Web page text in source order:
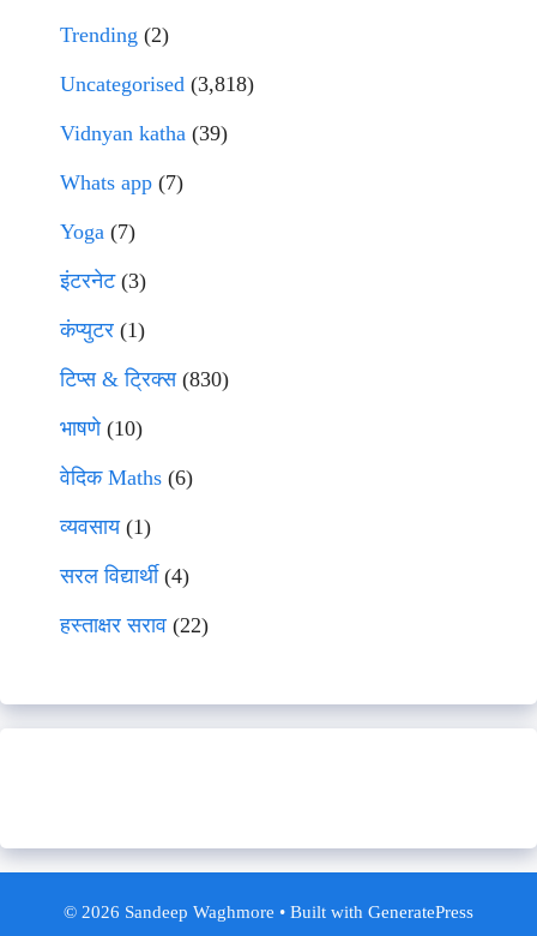
Trending (2)
Uncategorised (3,818)
Vidnyan katha (39)
Whats app (7)
Yoga (7)
इंटरनेट(3)
कंप्युटर (1)
टिप्स & ट्रिक्स(830)
भाषणे(10)
वेदिक Maths (6)
व्यवसाय(1)
सरल विद्यार्थी(4)
हस्ताक्षर सराव (22)
© 2026 Sandeep Waghmore • Built with GeneratePress